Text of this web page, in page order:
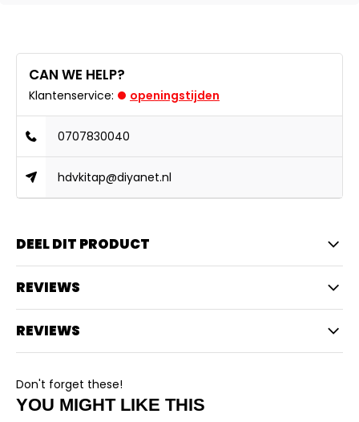
CAN WE HELP?
Klantenservice: openingstijden
0707830040
hdvkitap@diyanet.nl
DEEL DIT PRODUCT
REVIEWS
REVIEWS
Don't forget these!
YOU MIGHT LIKE THIS